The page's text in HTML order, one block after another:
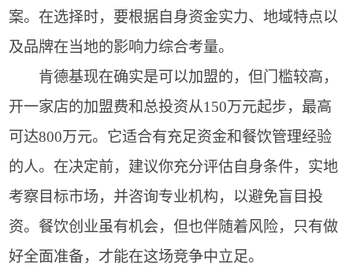
案。在选择时，要根据自身资金实力、地域特点以
及品牌在当地的影响力综合考量。
肯德基现在确实是可以加盟的，但门槛较高，
开一家店的加盟费和总投资从150万元起步，最高
可达800万元。它适合有充足资金和餐饮管理经验
的人。在决定前，建议你充分评估自身条件，实地
考察目标市场，并咨询专业机构，以避免盲目投
资。餐饮创业虽有机会，但也伴随着风险，只有做
好全面准备，才能在这场竞争中立足。